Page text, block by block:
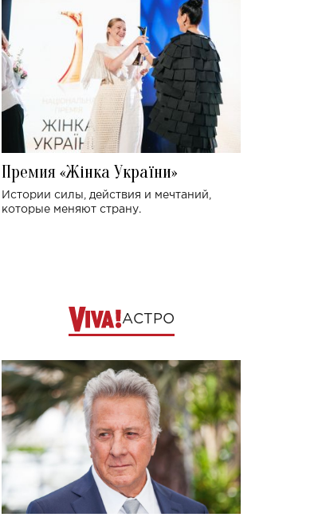
Премия «Жінка України»
Истории силы, действия и мечтаний,
которые меняют страну.
АСТРО